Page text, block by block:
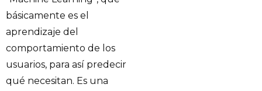
básicamente es el
aprendizaje del
comportamiento de los
usuarios, para así predecir
qué necesitan. Es una